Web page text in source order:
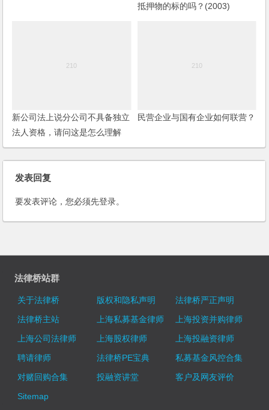
抵押物的标的吗？(2003)
新公司法上说分公司不具备独立
法人资格，请问这是怎么理解
的？如何操作分公司的独立财务
核算？
民营企业与国有企业如何联营？
发表回复
要发表评论，您必须先登录。
法律桥站群
关于法律桥 版权和隐私声明
法律桥严正声明
法律桥主站
上海私募基金律师
上海投资并购律师
上海公司法律师
上海股权律师
上海投融资律师
聘请律师
法律桥PE宝典
私募基金风控合集
对赌回购合集
投融资讲堂
客户及网友评价
Sitemap